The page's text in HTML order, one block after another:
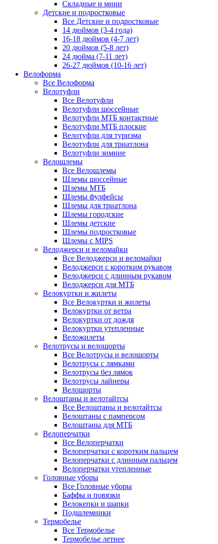
Складные и мини
Детские и подростковые
Все Детские и подростковые
14 дюймов (3-4 года)
16-18 дюймов (4-7 лет)
20 дюймов (5-8 лет)
24 дюйма (7-11 лет)
26-27 дюймов (10-16 лет)
Велоформа
Все Велоформа
Велотуфли
Все Велотуфли
Велотуфли шоссейные
Велотуфли МТБ контактные
Велотуфли МТБ плоские
Велотуфли для туризма
Велотуфли для триатлона
Велотуфли зимние
Велошлемы
Все Велошлемы
Шлемы шоссейные
Шлемы МТБ
Шлемы фулфейсы
Шлемы для триатлона
Шлемы городские
Шлемы детские
Шлемы подростковые
Шлемы с MIPS
Велоджерси и веломайки
Все Велоджерси и веломайки
Велоджерси с коротким рукавом
Велоджерси с длинным рукавом
Велоджерси для МТБ
Велокуртки и жилеты
Все Велокуртки и жилеты
Велокуртки от ветра
Велокуртки от дождя
Велокуртки утепленные
Веложилеты
Велотрусы и велошорты
Все Велотрусы и велошорты
Велотрусы с лямками
Велотрусы без лямок
Велотрусы лайнеры
Велошорты
Велоштаны и велотайтсы
Все Велоштаны и велотайтсы
Велоштаны с памперсом
Велоштаны для МТБ
Велоперчатки
Все Велоперчатки
Велоперчатки с коротким пальцем
Велоперчатки с длинным пальцем
Велоперчатки утепленные
Головные уборы
Все Головные уборы
Баффы и повязки
Велокепки и шапки
Подшлемники
Термобелье
Все Термобелье
Термобелье летнее